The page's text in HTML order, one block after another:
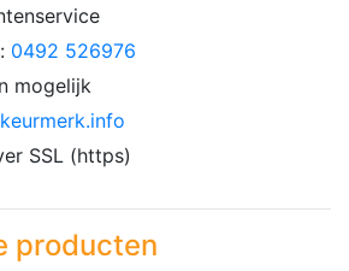
0492 526976
mogelijk
keurmerk.info
SSL (https)
producten